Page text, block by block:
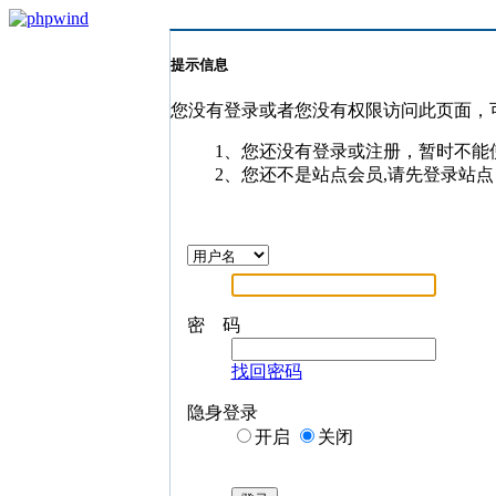
提示信息
您没有登录或者您没有权限访问此页面，
1、您还没有登录或注册，暂时不能
2、您还不是站点会员,请先登录站点
密 码
找回密码
隐身登录
开启
关闭